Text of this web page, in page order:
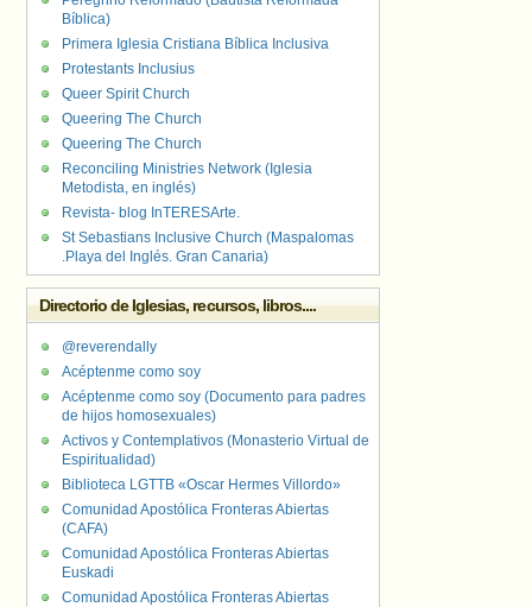
Bíblica)
Primera Iglesia Cristiana Bíblica Inclusiva
Protestants Inclusius
Queer Spirit Church
Queering The Church
Queering The Church
Reconciling Ministries Network (Iglesia
Metodista, en inglés)
Revista- blog InTERESArte.
St Sebastians Inclusive Church (Maspalomas
.Playa del Inglés. Gran Canaria)
Directorio de Iglesias, recursos, libros....
@reverendally
Acéptenme como soy
Acéptenme como soy (Documento para padres
de hijos homosexuales)
Activos y Contemplativos (Monasterio Virtual de
Espiritualidad)
Biblioteca LGTTB «Oscar Hermes Villordo»
Comunidad Apostólica Fronteras Abiertas
(CAFA)
Comunidad Apostólica Fronteras Abiertas
Euskadi
Comunidad Apostólica Fronteras Abiertas